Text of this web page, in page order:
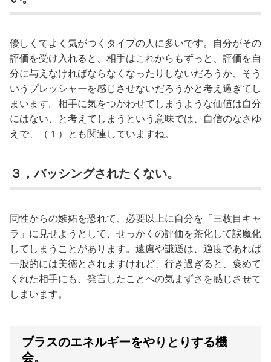
優しくてよく気がつくタイプの人に多いです。自分がその
評価を受け入れると、相手はこれからもずっと、評価を自
分に与えなければならなくなったりしないだろうか、そう
いうプレッシャーを感じさせないだろうかと考え過ぎてし
まいます。相手に気をつかわせてしまうような価値は自分
にはない、と考えてしまうという意味では、自信のなさゆ
えで、（１）とも関連していますね。
３，バッシングされたくない。
同性からの嫉妬を恐れて、必要以上に自分を「三枚目キャ
ラ」に見せようとして、せっかくの評価を茶化して誤魔化
してしまうことがあります。遠慮や謙遜は、適度であれば
一般的には美徳とされますけれど、行き過ぎると、褒めて
くれた相手にも、発言したことへの気まずさを感じさせて
しまいます。
プラスのエネルギーをやりとりする機
会。